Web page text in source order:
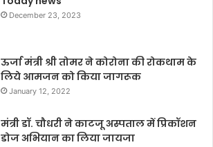
December 23, 2023
ऊर्जा मंत्री श्री तोमर ने कोरोना की रोकथाम के
लिये आमजन को किया जागरूक
January 12, 2022
मंत्री डॉ. चौधरी ने काटजू अस्पताल में प्रिकॉशन
डोज अभियान का लिया जायजा